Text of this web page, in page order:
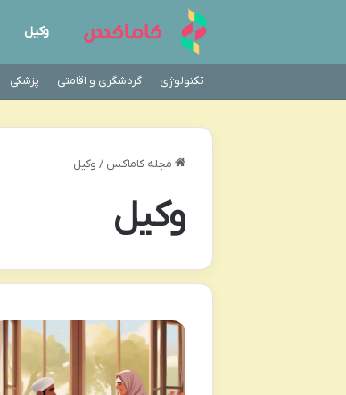
وکیل
تکنولوژی گردشگری و اقامتی پزشکی
مجله کاماکس / وکیل
وکیل